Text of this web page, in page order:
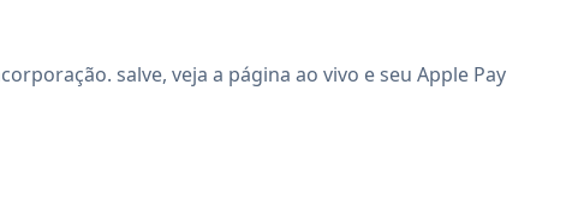
salve, veja a página ao vivo e seu Apple Pay